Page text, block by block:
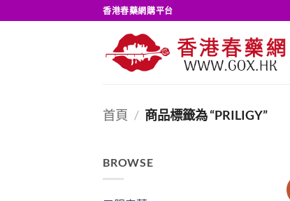
to
香港春藥網購平台
首頁 / 商品標籤為 “PRILIGY”
BROWSE